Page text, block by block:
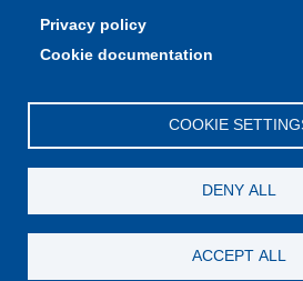
Privacy policy
Cookie documentation
COOKIE
DENY ALL
ACCEPT ALL
Segreteria:
Telefono: 0522/523611 (portineria)